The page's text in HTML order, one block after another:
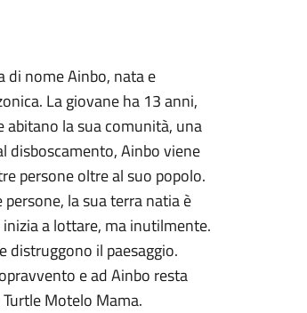
di nome Ainbo, nata e
La giovane ha 13 anni,
la sua comunità, una
disboscamento, Ainbo viene
persone oltre al suo popolo.
la sua terra natia è
a lottare, ma inutilmente.
distruggono il paesaggio.
e ad Ainbo resta
Motelo Mama.